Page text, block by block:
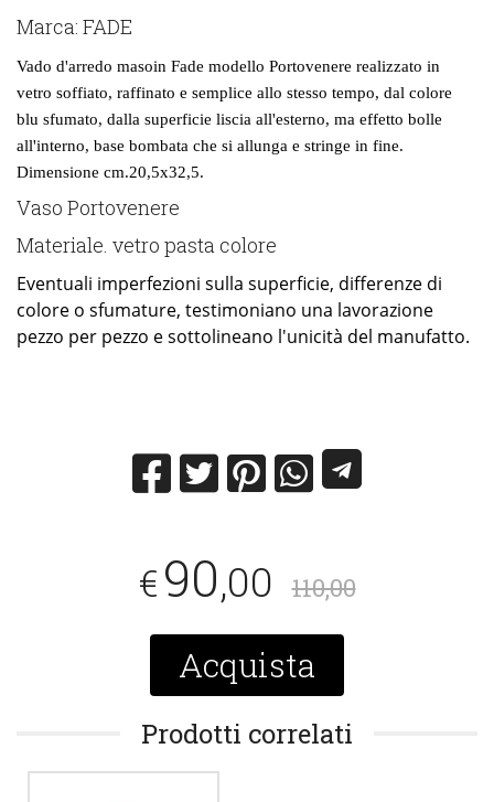
Marca: FADE
Vado d'arredo masoin Fade modello Portovenere realizzato in
vetro soffiato, raffinato e semplice allo stesso tempo, dal colore
blu sfumato, dalla superficie liscia all'esterno, ma effetto bolle
all'interno, base bombata che si allunga e stringe in fine.
Dimensione cm.20,5x32,5.
Vaso Portovenere
Materiale. vetro pasta colore
Eventuali imperfezioni sulla superficie, differenze di
colore o sfumature, testimoniano una lavorazione
pezzo per pezzo e sottolineano l'unicità del manufatto.
€90,00 110,00
Acquista
Prodotti correlati